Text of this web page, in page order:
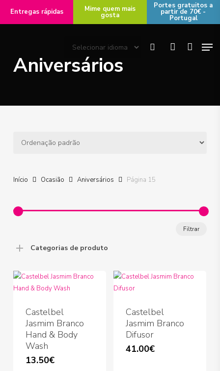
Entregas rápidas Mime quem mais
gosta
Portes gratuitos a
partir de 70€ -
Portugal
searchaccount
Aniversários
Início Ocasião Aniversários Página 15
Filtrar
Categorias de produto
Castelbel
Jasmim Branco
Hand & Body
Wash
13.50€
Castelbel
Jasmim Branco
Difusor
41.00€